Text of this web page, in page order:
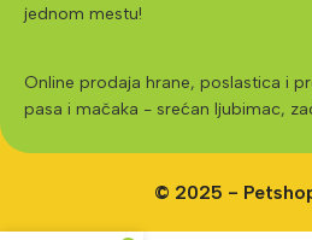
jednom mestu!
Online prodaja hrane, poslastica i
pasa i mačaka - srećan ljubimac,
© 2025 -